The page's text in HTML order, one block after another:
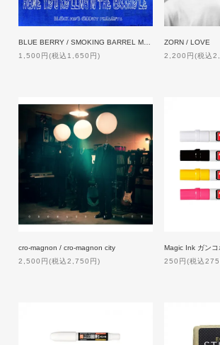
1,500円(税込1,650円)
ZORN / LOVE
2,200円(税込
cro-magnon / cro-magnon city
2,500円(税込2,750円)
Magic Ink ガンコ
250円(税込